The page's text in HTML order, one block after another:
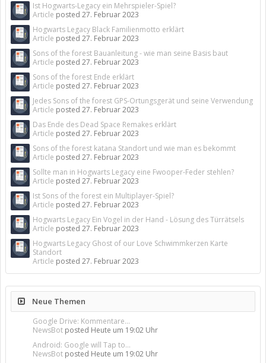
Ist Hogwarts-Legacy ein Mehrspieler-Spiel?
Article posted 27. Februar 2023
Hogwarts Legacy Black Familienmotto erklärt
Article posted 27. Februar 2023
Sons of the forest Bauanleitung - wie man seine Basis baut
Article posted 27. Februar 2023
Sons of the forest Ende erklärt
Article posted 27. Februar 2023
Jedes Sons of the forest GPS-Ortungsgerät und seine Verwendung
Article posted 27. Februar 2023
Das Ende des Dead Space Remakes erklärt
Article posted 27. Februar 2023
Sons of the forest katana Standort und wie man es bekommt
Article posted 27. Februar 2023
Sollte man in Hogwarts Legacy eine Fwooper-Feder stehlen?
Article posted 27. Februar 2023
Ist Sons of the forest ein Multiplayer-Spiel?
Article posted 27. Februar 2023
Hogwarts Legacy Ein Vogel in der Hand - Lösung des Türrätsels
Article posted 27. Februar 2023
Hogwarts Legacy Ghost of our Love Schwimmkerzen Karte
Standort
Article posted 27. Februar 2023
Neue Themen
Google Drive: Kommentare...
NewsBot posted Heute um 19:02 Uhr
Android: Google will Tap to...
NewsBot posted Heute um 19:02 Uhr